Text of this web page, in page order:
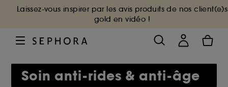
Laissez-vous inspirer par les avis produits de nos client(e)s
gold en vidéo !
Soin anti-rides & anti-âge